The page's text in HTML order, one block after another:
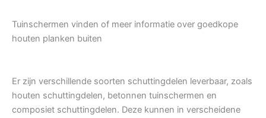
Tuinschermen vinden of meer informatie over goedkope
houten planken buiten
Er zijn verschillende soorten schuttingdelen leverbaar, zoals
houten schuttingdelen, betonnen tuinschermen en
composiet schuttingdelen. Deze kunnen in verscheidene